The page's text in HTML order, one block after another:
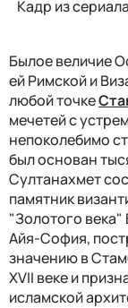
Кадр из
Былое величие
ей Римской и
любой точке
мечетей с
непоколебимо
был основан
Султанахмет
памятник
"Золотого
Айя-София,
значению в
XVII веке и
исламской